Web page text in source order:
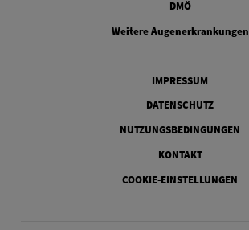
DMÖ
Weitere Augenerkrankungen
IMPRESSUM
DATENSCHUTZ
NUTZUNGSBEDINGUNGEN
KONTAKT
COOKIE-EINSTELLUNGEN